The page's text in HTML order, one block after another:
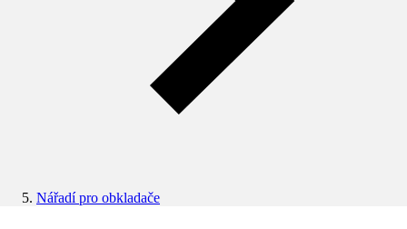
Nářadí pro obkladače